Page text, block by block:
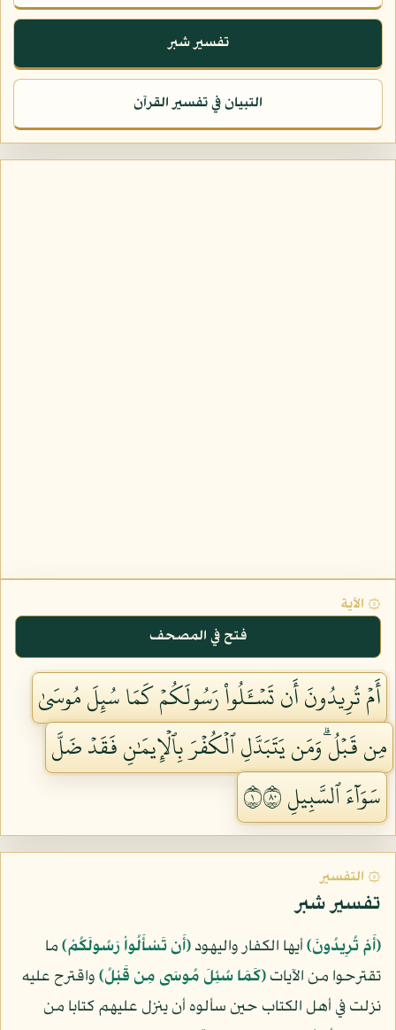
تفسير شبر
التبيان في تفسير القرآن
۞ الآية
فتح في المصحف
أَمۡ تُرِيدُونَ أَن تَسۡـَٔلُواْ رَسُولَكُمۡ كَمَا سُئِلَ مُوسَىٰ
مِن قَبۡلُۗ وَمَن يَتَبَدَّلِ ٱلۡكُفۡرَ بِٱلۡإِيمَٰنِ فَقَدۡ ضَلَّ
سَوَآءَ ٱلسَّبِيلِ ١٠٨
۞ التفسير
تفسير شبر
﴿أَمْ تُرِيدُونَ﴾أيها الكفار واليهود﴿أَن تَسْأَلُواْ رَسُولَكُمْ﴾ما
تقترحوا من الآيات﴿كَمَا سُئِلَ مُوسَى مِن قَبْلُ﴾واقترح عليه
نزلت في أهل الكتاب حين سألوه أن ينزل عليهم كتابا من